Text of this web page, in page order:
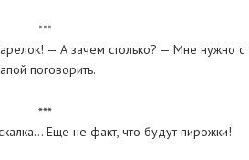
***
— А зачем столько? — Мне нужно с
поговорить.
***
Еще не факт, что будут пирожки!